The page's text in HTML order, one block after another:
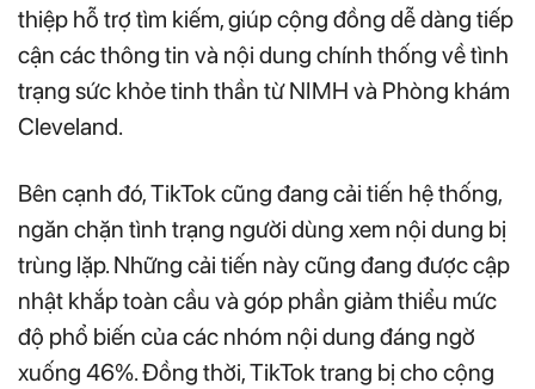
thiệp hỗ trợ tìm kiếm, giúp cộng đồng dễ dàng tiếp
cận các thông tin và nội dung chính thống về tình
trạng sức khỏe tinh thần từ NIMH và Phòng khám
Cleveland.
Bên cạnh đó, TikTok cũng đang cải tiến hệ thống,
ngăn chặn tình trạng người dùng xem nội dung bị
trùng lặp. Những cải tiến này cũng đang được cập
nhật khắp toàn cầu và góp phần giảm thiểu mức
độ phổ biến của các nhóm nội dung đáng ngờ
xuống 46%. Đồng thời, TikTok trang bị cho cộng